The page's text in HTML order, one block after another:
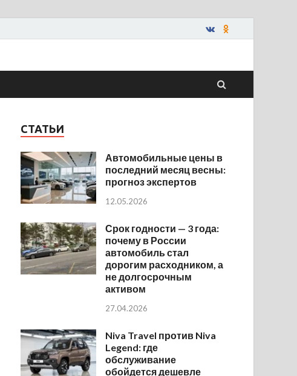
СТАТЬИ
Автомобильные цены в
последний месяц весны:
прогноз экспертов
12.05.2026
Срок годности — 3 года:
почему в России
автомобиль стал
дорогим расходником, а
не долгосрочным
активом
27.04.2026
Niva Travel против Niva
Legend: где
обслуживание
обойдется дешевле